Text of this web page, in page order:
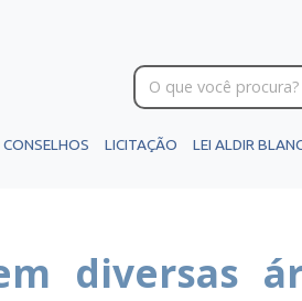
CONSELHOS LICITAÇÃO LEI ALDIR
diversas